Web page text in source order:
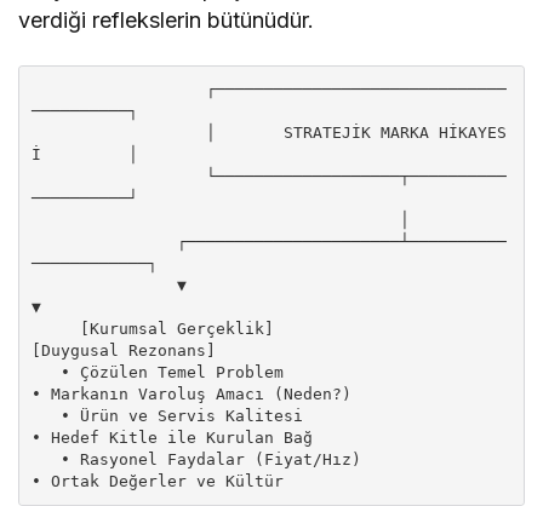
verdiği reflekslerin bütünüdür.
──────────┐
İ         │
──────────┘
────────────┐
▼
[Duygusal Rezonans]
• Markanın Varoluş Amacı (Neden?)
• Hedef Kitle ile Kurulan Bağ